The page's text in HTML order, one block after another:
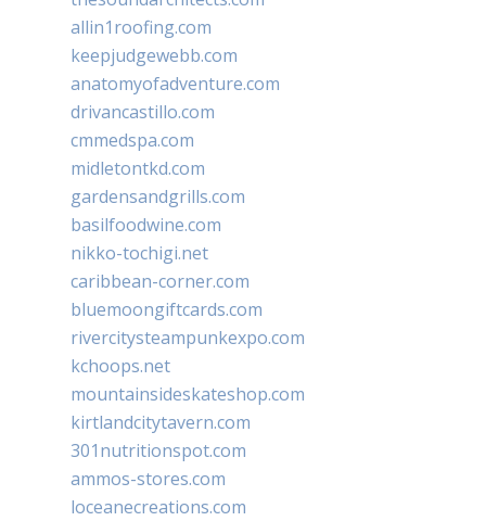
allin1roofing.com
keepjudgewebb.com
anatomyofadventure.com
drivancastillo.com
cmmedspa.com
midletontkd.com
gardensandgrills.com
basilfoodwine.com
nikko-tochigi.net
caribbean-corner.com
bluemoongiftcards.com
rivercitysteampunkexpo.com
kchoops.net
mountainsideskateshop.com
kirtlandcitytavern.com
301nutritionspot.com
ammos-stores.com
loceanecreations.com